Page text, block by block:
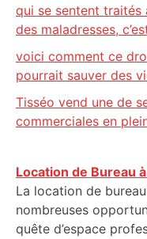
qui se sentent traités
des maladresses,
voici comment ce
pourrait sauver des
Tisséo vend une de
commerciales en
Location de Bureau
La location de
nombreuses
quête d’espace